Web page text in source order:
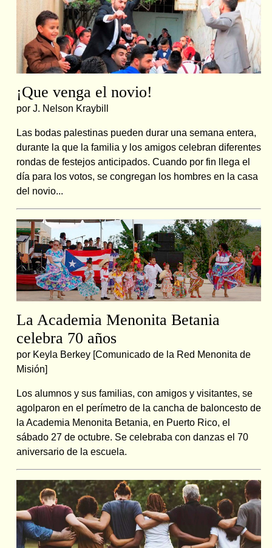
¡Que venga el novio!
por J. Nelson Kraybill
Las bodas palestinas pueden durar una semana entera,
durante la que la familia y los amigos celebran diferentes
rondas de festejos anticipados. Cuando por fin llega el
día para los votos, se congregan los hombres en la casa
del novio...
La Academia Menonita Betania
celebra 70 años
por Keyla Berkey [Comunicado de la Red Menonita de
Misión]
Los alumnos y sus familias, con amigos y visitantes, se
agolparon en el perímetro de la cancha de baloncesto de
la Academia Menonita Betania, en Puerto Rico, el
sábado 27 de octubre. Se celebraba con danzas el 70
aniversario de la escuela.